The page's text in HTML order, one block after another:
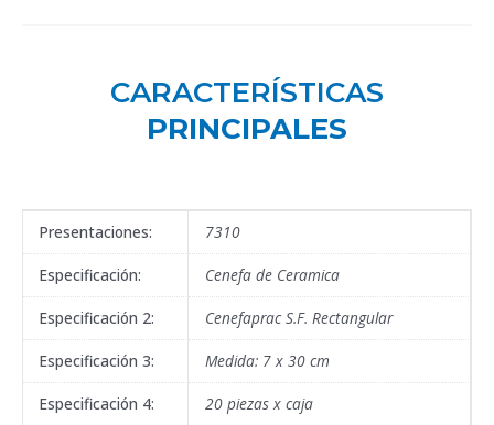
CARACTERÍSTICAS
PRINCIPALES
Presentaciones: 7310
Especificación: Cenefa de Ceramica
Especificación 2: Cenefaprac S.F. Rectangular
Especificación 3: Medida: 7 x 30 cm
Especificación 4: 20 piezas x caja